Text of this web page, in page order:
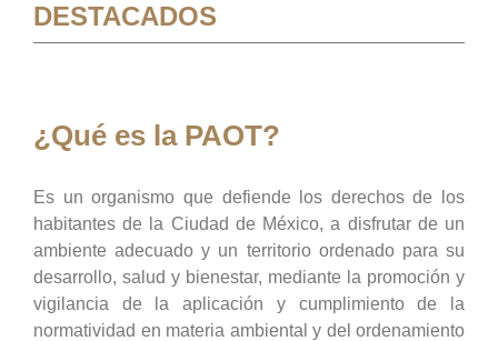
DESTACADOS
¿Qué es la PAOT?
Es un organismo que defiende los derechos de los
habitantes de la Ciudad de México, a disfrutar de un
ambiente adecuado y un territorio ordenado para su
desarrollo, salud y bienestar, mediante la promoción y
vigilancia de la aplicación y cumplimiento de la
normatividad en materia ambiental y del ordenamiento